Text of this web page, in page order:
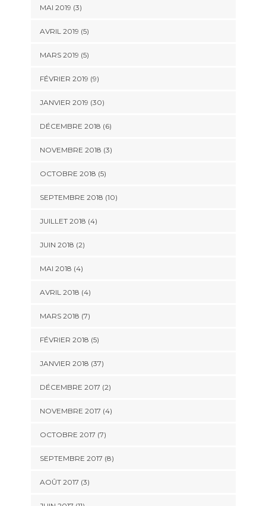
MAI 2019 (3)
AVRIL 2019 (5)
MARS 2019 (5)
FÉVRIER 2019 (9)
JANVIER 2019 (30)
DÉCEMBRE 2018 (6)
NOVEMBRE 2018 (3)
OCTOBRE 2018 (5)
SEPTEMBRE 2018 (10)
JUILLET 2018 (4)
JUIN 2018 (2)
MAI 2018 (4)
AVRIL 2018 (4)
MARS 2018 (7)
FÉVRIER 2018 (5)
JANVIER 2018 (37)
DÉCEMBRE 2017 (2)
NOVEMBRE 2017 (4)
OCTOBRE 2017 (7)
SEPTEMBRE 2017 (8)
AOÛT 2017 (3)